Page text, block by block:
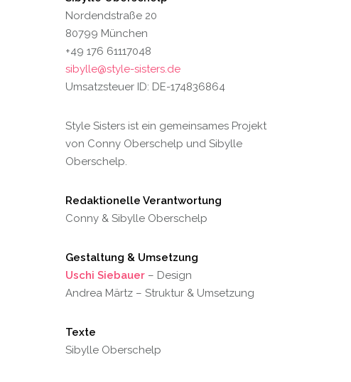
Nordendstraße 20
80799 München
+49 176 61117048
sibylle@style-sisters.de
Umsatzsteuer ID: DE-174836864
Style Sisters ist ein gemeinsames Projekt
von Conny Oberschelp und Sibylle
Oberschelp.
Redaktionelle Verantwortung
Conny & Sibylle Oberschelp
Gestaltung & Umsetzung
Uschi Siebauer – Design
Andrea Märtz – Struktur & Umsetzung
Texte
Sibylle Oberschelp